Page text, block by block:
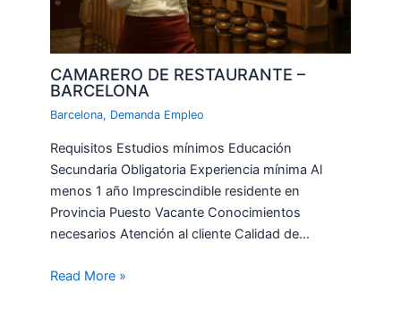
CAMARERO DE RESTAURANTE –
BARCELONA
Barcelona, Demanda Empleo
Requisitos Estudios mínimos Educación
Secundaria Obligatoria Experiencia mínima Al
menos 1 año Imprescindible residente en
Provincia Puesto Vacante Conocimientos
necesarios Atención al cliente Calidad de…
Read More »